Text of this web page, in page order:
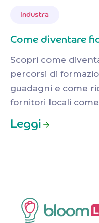
Industra
Come diventare
Scopri come
percorsi di
guadagni e come
fornitori locali
Leggi